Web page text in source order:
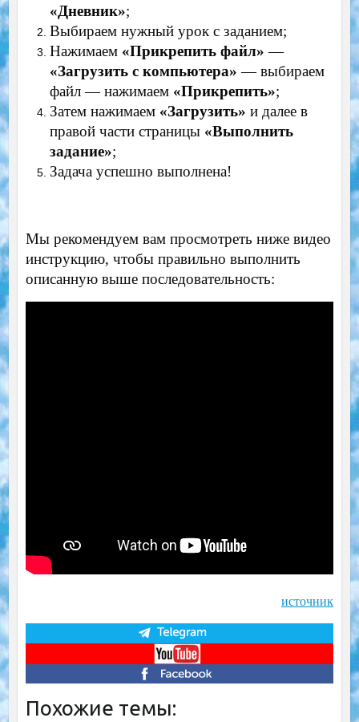
«Дневник»;
Выбираем нужный урок с заданием;
Нажимаем «Прикрепить файл» —
«Загрузить с компьютера» — выбираем
файл — нажимаем «Прикрепить»;
Затем нажимаем «Загрузить» и далее в
правой части страницы «Выполнить
задание»;
Задача успешно выполнена!
Мы рекомендуем вам просмотреть ниже видео
инструкцию, чтобы правильно выполнить
описанную выше последовательность:
источник
Похожие темы: